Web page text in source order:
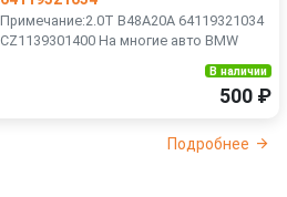
Примечание:2.0T B48A20A 64119321034
CZ1139301400 На многие авто BMW
В наличии
500 ₽
Подробнее